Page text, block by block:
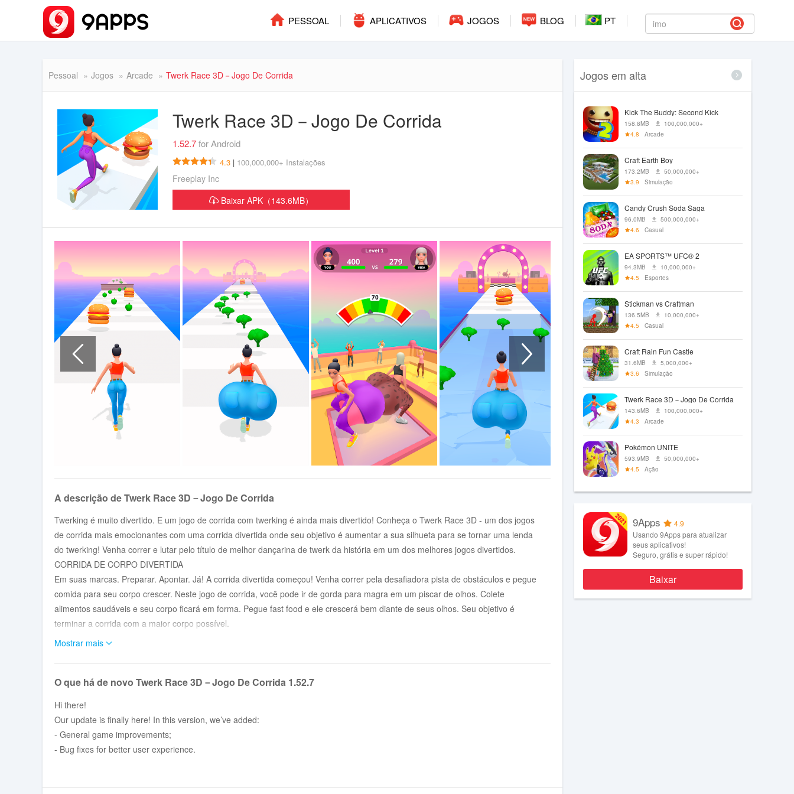
PESSOAL APLICATIVOS JOGOS BLOG PT
Pessoal Jogos Arcade Twerk Race 3D－Jogo De Corrida
Twerk Race 3D－Jogo De Corrida
1.52.7for Android
4.3 | 100,000,000+ Instalações
Freeplay Inc
Baixar APK（143.6MB）
A descrição de Twerk Race 3D－Jogo De Corrida
Twerking é muito divertido. E um jogo de corrida com twerking é ainda mais divertido! Conheça o Twerk Race 3D - um dos jogos
de corrida mais emocionantes com uma corrida divertida onde seu objetivo é aumentar a sua silhueta para se tornar uma lenda
do twerking! Venha correr e lutar pelo título de melhor dançarina de twerk da história em um dos melhores jogos divertidos.
CORRIDA DE CORPO DIVERTIDA
Em suas marcas. Preparar. Apontar. Já! A corrida divertida começou! Venha correr pela desafiadora pista de obstáculos e pegue
comida para seu corpo crescer. Neste jogo de corrida, você pode ir de gorda para magra em um piscar de olhos. Colete
alimentos saudáveis e seu corpo ficará em forma. Pegue fast food e ele crescerá bem diante de seus olhos. Seu objetivo é
terminar a corrida com a maior corpo possível.
OBSTÁCULOS INSANOS
escorregadores e muito mais. Às vezes, uma corpo grande pode ser sua fraqueza. Aprenda quando queimar calorias e passar
BATALHA DE TWERKING ÉPICA
Uma corrida divertida não é tudo neste jogo de corrida - há uma batalha de twerking esperando por você quando chegar à linha
de chegada. Cada nível termina com um grand finale - um emocionante duelo de corpos que colocará a sua forma e suas
habilidades de twerking à prova. Economize toda a sua força para a poderosa colisão e derrube o oponente do ringue de dança.
Pronta para o desafio? Você não tem nada a perder... exceto alguns quilos, talvez. Prepare-se para correr e superar todos os
Mostrar mais
O que há de novo Twerk Race 3D－Jogo De Corrida 1.52.7
Hi there!
Our update is finally here! In this version, we’ve added:
- General game improvements;
- Bug fixes for better user experience.
Jogos em alta
Kick The Buddy: Second Kick
158.8MB
100,000,000+
4.8
Arcade
Craft Earth Boy
173.2MB
50,000,000+
3.9
Simulação
Candy Crush Soda Saga
96.0MB
500,000,000+
4.6
Casual
EA SPORTS™ UFC® 2
94.3MB
10,000,000+
4.5
Esportes
Stickman vs Craftman
136.5MB
10,000,000+
4.5
Casual
Craft Rain Fun Castle
31.6MB
5,000,000+
3.6
Simulação
Twerk Race 3D－Jogo De Corrida
143.6MB
100,000,000+
4.3
Arcade
Pokémon UNITE
593.9MB
50,000,000+
4.5
Ação
9Apps
4.9
Usando 9Apps para atualizar
seus aplicativos!
Seguro, grátis e super rápido!
Baixar